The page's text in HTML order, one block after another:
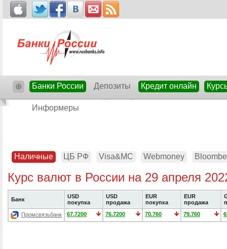
⊕ Банки России Депозиты Кредит онлайн
Информеры
Наличные ЦБ РФ Visa&MC Webmoney
Курс валют в России на 29 апреля
Банк
USD
покупка
USD
продажа
EUR
покупка
EUR
продажа
Промсвязьбанк
67.7200 76.7200 70.760 79.760